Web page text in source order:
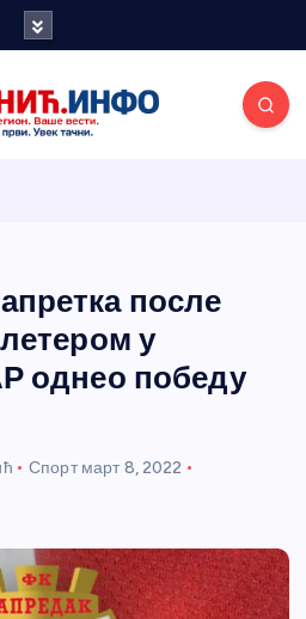
портал
после
у
однео победу
Спорт март 8, 2022